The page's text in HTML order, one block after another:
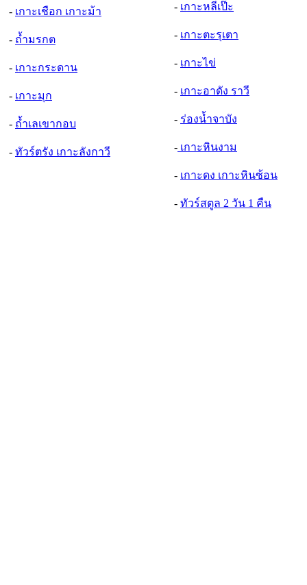
- เกาะเชือก เกาะม้า
- ถ้ำมรกต
- เกาะกระดาน
- เกาะมุก
- ถ้ำเลเขากอบ
- ทัวร์ตรัง เกาะลังกาวี
- เกาะหลีเป๊ะ
- เกาะตะรุเตา
- เกาะไข่
- เกาะอาดัง ราวี
- ร่องน้ำจาบัง
- เกาะหินงาม
- เกาะดง เกาะหินซ้อน
- ทัวร์สตูล 2 วัน 1 คืน